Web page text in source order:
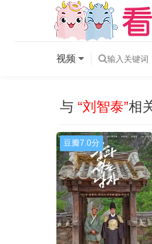
视频
与 “刘智泰”相
豆瓣7.0分